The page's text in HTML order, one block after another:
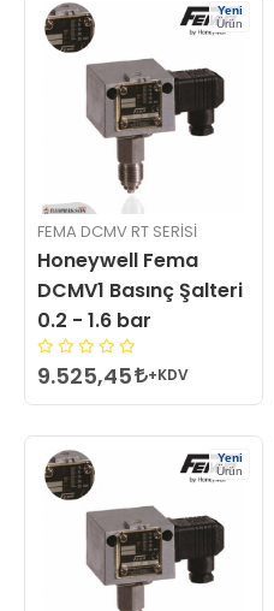
Yeni
Ürün
FEMA DCMV RT SERİSİ
Honeywell Fema
DCMV1 Basınç Şalteri
0.2 - 1.6 bar
9.525,45 +KDV
Yeni
Ürün